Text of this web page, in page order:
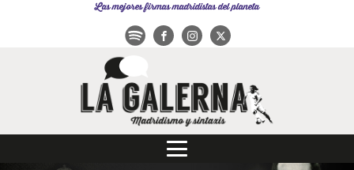
Las mejores firmas madridistas del planeta